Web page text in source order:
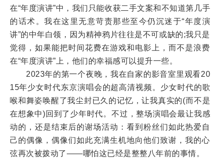
在“年度演讲”中，我们只能收获二手文案和不知道第几手
的话术。我在这里无意苛责那些至今仍沉迷于“年度演
讲”的中年白领，因为精神鸦片往往是不可或缺的;我只是
觉得，如果能把时间花费在游戏和电影上，而不是浪费
在“年度演讲”上，他们的幸福感可以提升一些。
2023年的第一个夜晚，我在自家的影音室里观看20
15年少女时代东京演唱会的超高清视频。少女时代的歌
喉和舞姿唤醒了我尘封已久的记忆，让我真实的(而不是
在想象中)回到了少年时代。不过，整场演唱会最让我感
动的，还是结束后的谢场活动：看到粉丝们如此热爱自
己的偶像，偶像们如此充满生机地向他们致谢，我的心
弦再次被拨动了——哪怕这已经是整整八年前的事情。